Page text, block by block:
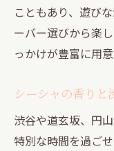
こともあり、遊び
ーバー選びから楽
っかけが豊富に用意
シーシャの香りと
渋谷や道玄坂、円
特別な時間を過ご